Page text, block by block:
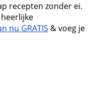
recepten zonder ei.
nu GRATIS & voeg je